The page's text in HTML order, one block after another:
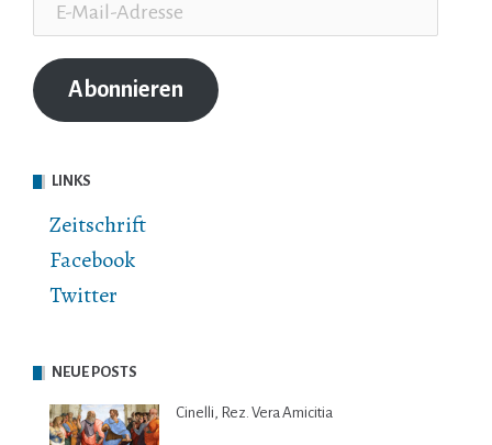
Mail-
Adresse
Abonnieren
LINKS
Zeitschrift
Facebook
Twitter
NEUE POSTS
Cinelli, Rez. Vera Amicitia